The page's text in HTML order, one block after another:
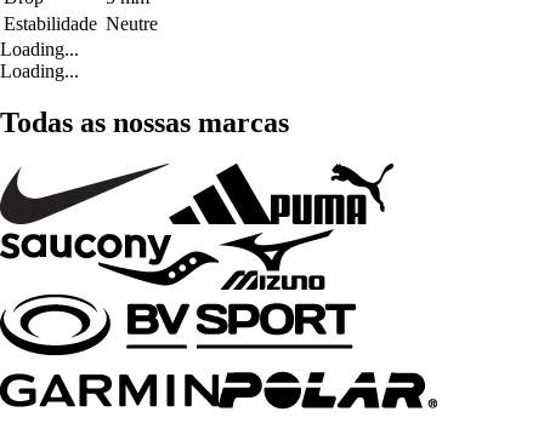
Estabilidade Neutre
Loading...
Loading...
Todas as nossas marcas